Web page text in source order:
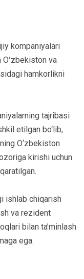
kompaniyalari
va
hamkorlikni
tajribasi
etilgan bo‘lib,
O‘zbekiston
kirishi uchun
ishlab chiqarish
va rezident
bilan ta’minlash
ega.